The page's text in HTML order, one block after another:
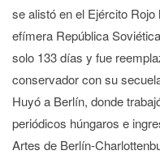
se alistó en el Ejército
efímera República
solo 133 días y fue
conservador con su
Huyó a Berlín, donde
periódicos húngaros e
Artes de Berlín-